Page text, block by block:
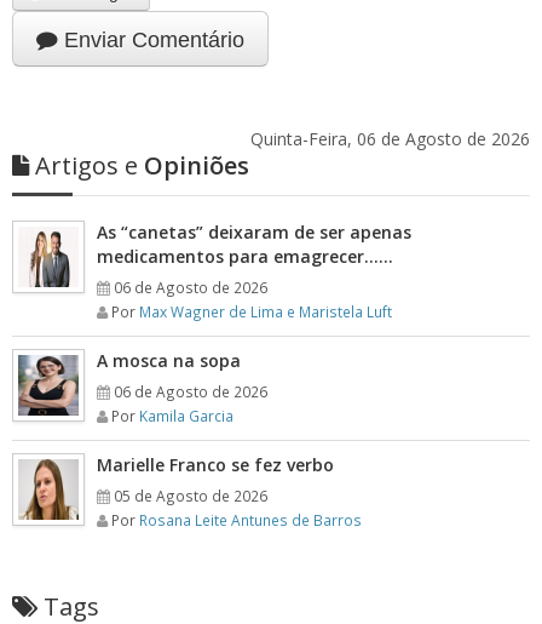
Enviar Comentário
Quinta-Feira, 06 de Agosto de 2026
Artigos e Opiniões
As “canetas” deixaram de ser apenas
medicamentos para emagrecer……
06 de Agosto de 2026
Por Max Wagner de Lima e Maristela Luft
A mosca na sopa
06 de Agosto de 2026
Por Kamila Garcia
Marielle Franco se fez verbo
05 de Agosto de 2026
Por Rosana Leite Antunes de Barros
Tags